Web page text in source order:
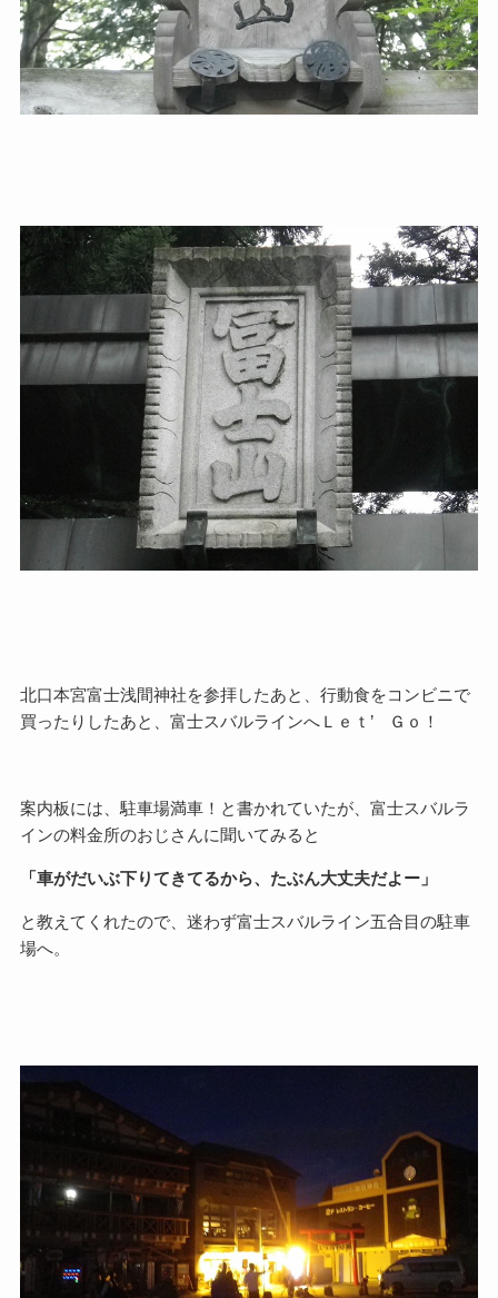
北口本宮富士浅間神社を参拝したあと、行動食をコンビニで
買ったりしたあと、富士スバルラインへＬｅｔ’ Ｇｏ！
案内板には、駐車場満車！と書かれていたが、富士スバルラ
インの料金所のおじさんに聞いてみると
「車がだいぶ下りてきてるから、たぶん大丈夫だよー」
と教えてくれたので、迷わず富士スバルライン五合目の駐車
場へ。